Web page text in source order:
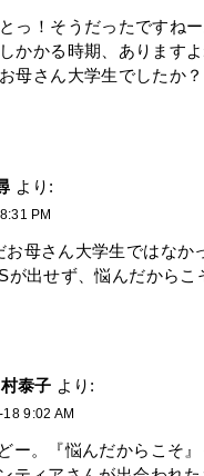
っ！そうだったですね
かかる時期、ありますよ
母さん大学生でしたか？
より:
PM
お母さん大学生ではなか
が出せず、悩んだから
泰子 より:
9:02 AM
ー。『悩んだからこそ